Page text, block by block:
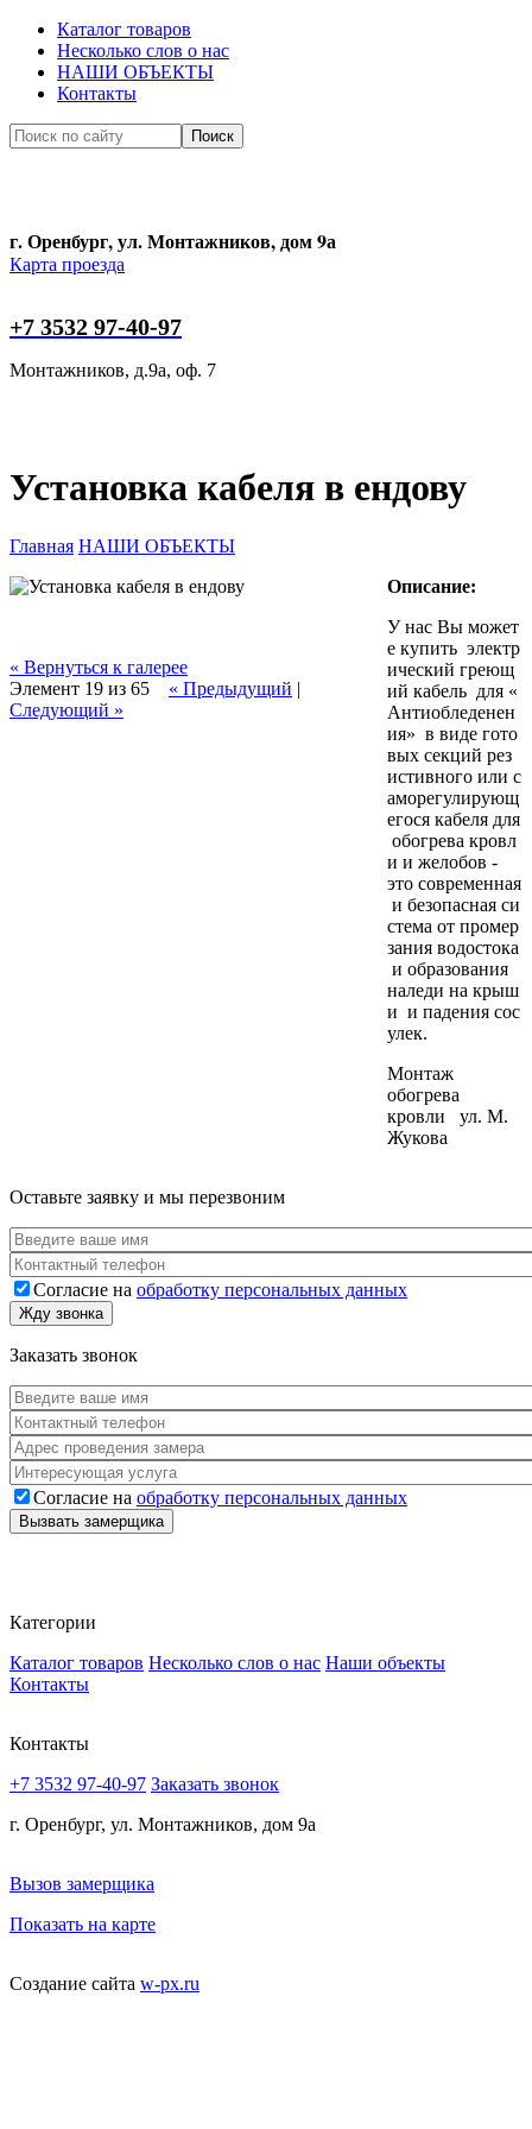
Каталог товаров
Несколько слов о нас
НАШИ ОБЪЕКТЫ
Контакты
Поиск
г. Оренбург, ул. Монтажников, дом 9а
Карта проезда
+7 3532 97-40-97
Монтажников, д.9а, оф. 7
Установка кабеля в ендову
Вы здесь
Главная НАШИ ОБЪЕКТЫ
« Вернуться к галерее
Элемент 19 из 65
« Предыдущий |
Следующий »
Описание:
У нас Вы может
е купить электр
ический греющ
ий кабель для «
Антиобледенен
ия» в виде гото
вых секций рез
истивного или с
аморегулирующ
егося кабеля для
обогрева кровл
и и желобов -
это современная
и безопасная си
стема от промер
зания водостока
и образования
наледи на крыш
и и падения сос
улек.
Монтаж
обогрева
кровли ул. М.
Жукова
Оставьте заявку и мы перезвоним
Ваше имя*
Телефон*
Согласие на обработку персональных данных
Согласие*
Жду звонка
Заказать звонок
Ваше имя*
Телефон*
Адрес*
Услуга
Согласие на обработку персональных данных
Согласие*
Вызвать замерщика
Категории
Каталог товаров Несколько слов о нас Наши объекты
Контакты
Контакты
+7 3532 97-40-97 Заказать звонок
г. Оренбург, ул. Монтажников, дом 9а
Вызов замерщика
Показать на карте
Создание сайта w-px.ru